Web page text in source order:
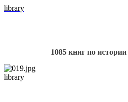
library
1085 книг по
library